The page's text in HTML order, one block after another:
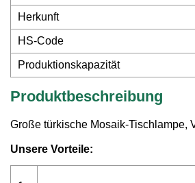
Herkunft
HS-Code
Produktionskapazität
Produktbeschreibung
Große türkische Mosaik-Tischlampe,
Unsere Vorteile: